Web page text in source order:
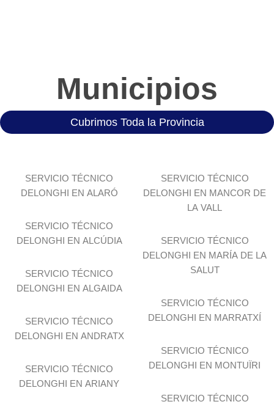
Municipios
Cubrimos Toda la Provincia
SERVICIO TÉCNICO
DELONGHI EN ALARÓ
SERVICIO TÉCNICO
DELONGHI EN ALCÚDIA
SERVICIO TÉCNICO
DELONGHI EN ALGAIDA
SERVICIO TÉCNICO
DELONGHI EN ANDRATX
SERVICIO TÉCNICO
DELONGHI EN ARIANY
SERVICIO TÉCNICO
DELONGHI EN MANCOR DE
LA VALL
SERVICIO TÉCNICO
DELONGHI EN MARÍA DE LA
SALUT
SERVICIO TÉCNICO
DELONGHI EN MARRATXÍ
SERVICIO TÉCNICO
DELONGHI EN MONTUÏRI
SERVICIO TÉCNICO